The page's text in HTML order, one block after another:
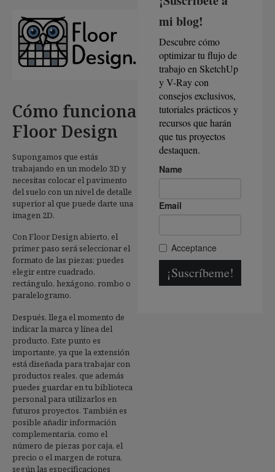
Cómo funciona
Floor Design
Supongamos que estás
trabajando en un modelo 3D y
necesitas colocar el pavimento
del suelo con un nivel de detalle
superior al que puede darte una
imagen 2D.
Con Floor Design abierto, el
primer paso será seleccionar el
formato de las piezas: puedes
elegir entre cuadrado,
rectángulo, hexágono, rombo o
paralelogramo.
Después, llega el momento de
indicar la marca y línea del
producto. Este punto es
importante, ya que la extensión
está diseñada para trabajar con
productos reales, que además
puedes guardar en tu biblioteca
personal para utilizarlos en
futuros proyectos. También es
posible añadir información
complementaria, como el
número de piezas por caja, el
precio o el margen de rotura,
según las especificaciones